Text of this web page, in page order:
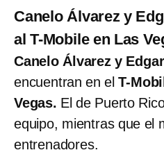
Canelo Álvarez y
al T-Mobile en Las
Canelo Álvarez y
encuentran en elT-
Vegas. El de Puerto
equipo, mientras que el
entrenadores.